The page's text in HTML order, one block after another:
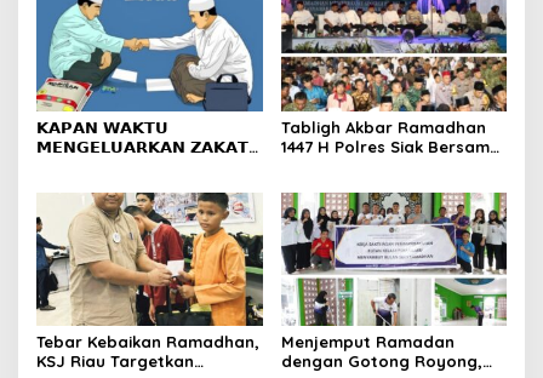
𝗞𝗔𝗣𝗔𝗡 𝗪𝗔𝗞𝗧𝗨
𝗠𝗘𝗡𝗚𝗘𝗟𝗨𝗔𝗥𝗞𝗔𝗡 𝗭𝗔𝗞𝗔𝗧
Tabligh Akbar Ramadhan
1447 H Polres Siak Bersama
Tebar Kebaikan Ramadhan,
KSJ Riau Targetkan
Menjemput Ramadan
dengan Gotong Royong,